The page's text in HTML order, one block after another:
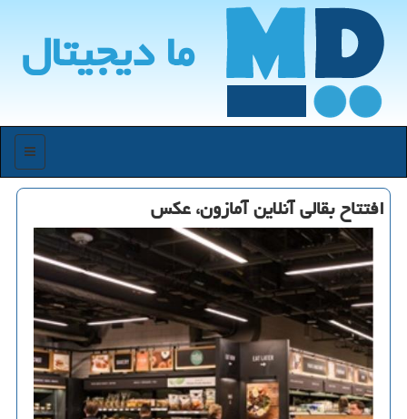
ما دیجیتال
منو
افتتاح بقالی آنلاین آمازون، عكس